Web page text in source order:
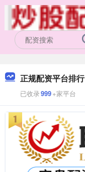
正规配资平台排行
已收录999+家平台